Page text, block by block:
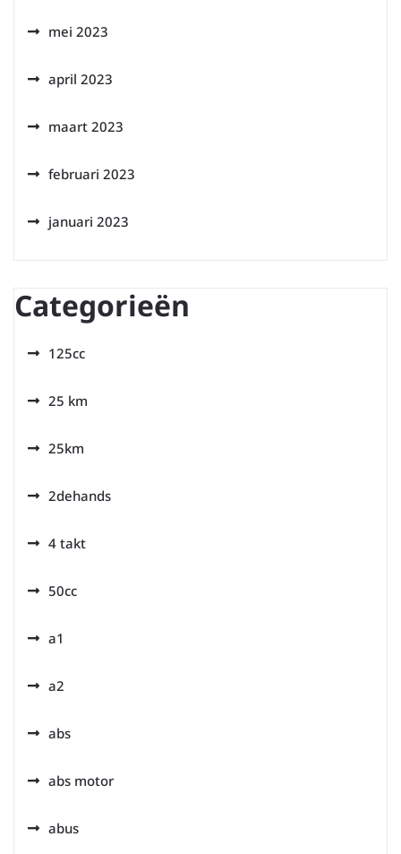
mei 2023
april 2023
maart 2023
februari 2023
januari 2023
Categorieën
125cc
25 km
25km
2dehands
4 takt
50cc
a1
a2
abs
abs motor
abus